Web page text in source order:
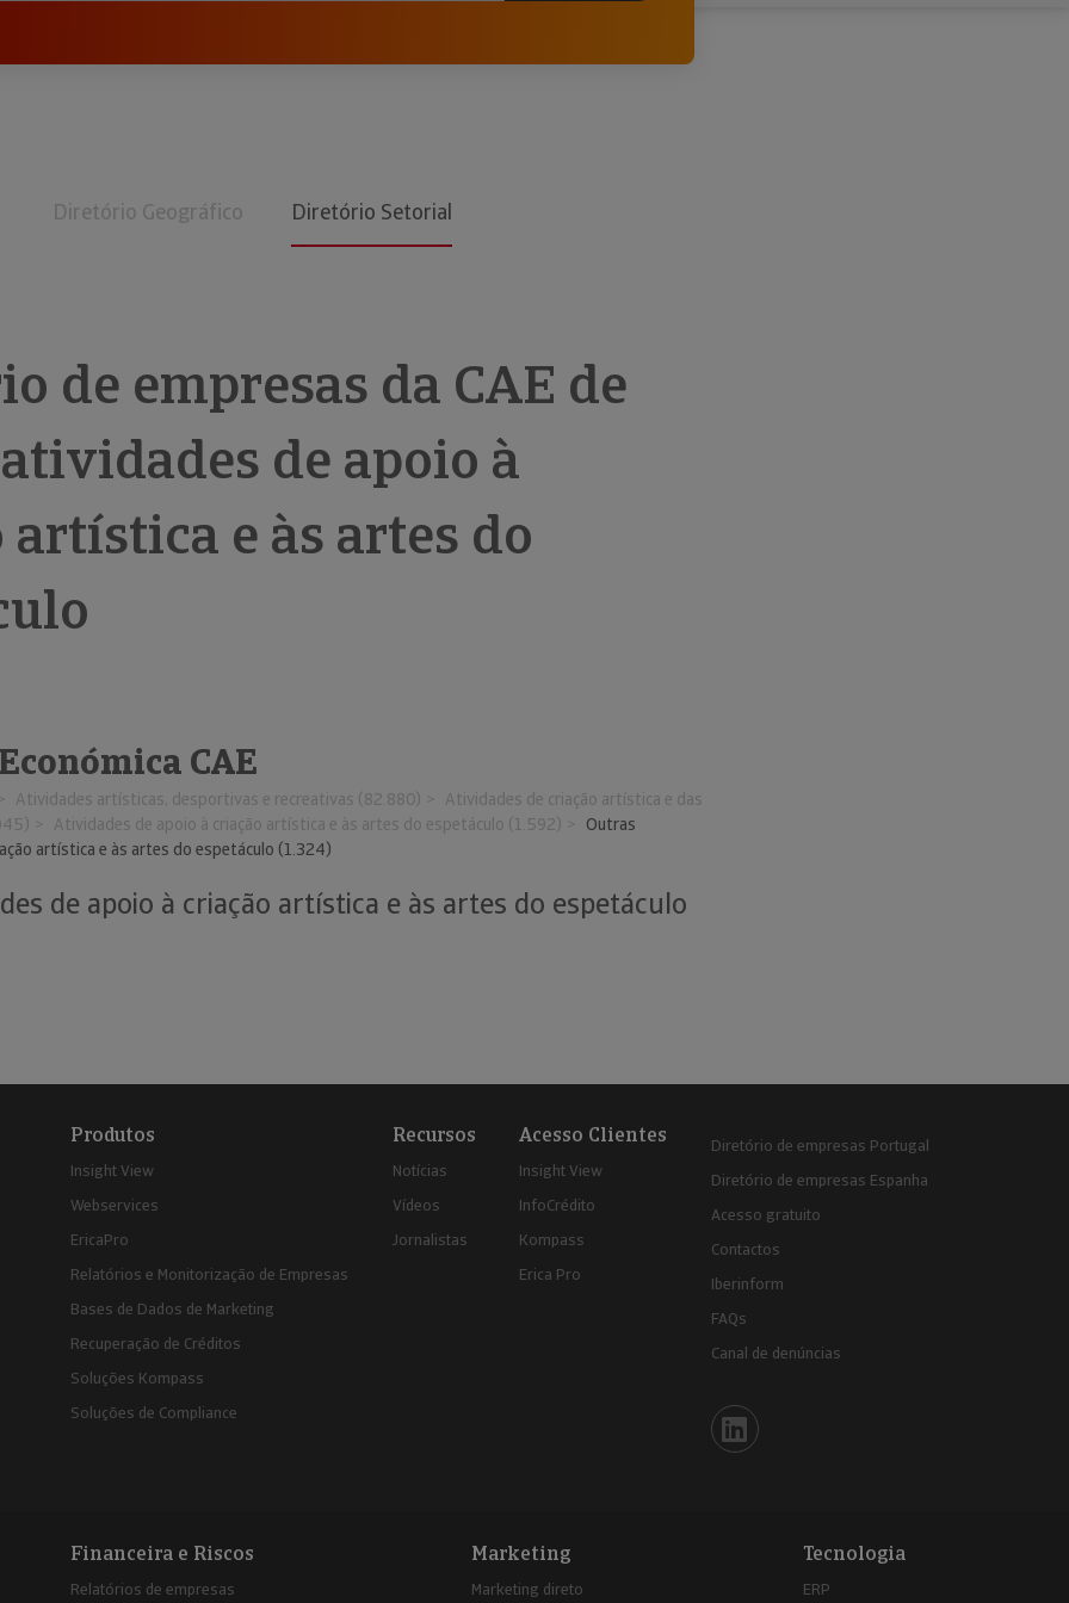
seus clientes.
Diretório Geográfico Diretório Setorial
de empresas da CAE de
de apoio à
e às artes do
CAE
Atividades artísticas, desportivas e recreativas (82.880)
Atividades de criação artística e das
Atividades de apoio à criação artística e às artes do espetáculo (1.592)
Outras
artística e às artes do espetáculo (1.324)
de apoio à criação artística e às artes do espetáculo
Produtos
Insight View
Webservices
EricaPro
Relatórios e Monitorização de Empresas
Bases de Dados de Marketing
Recuperação de Créditos
Soluções Kompass
Soluções de Compliance
Recursos
Notícias
Vídeos
Jornalistas
Acesso Clientes
Insight View
InfoCrédito
Kompass
Erica Pro
Diretório de empresas Portugal
Diretório de empresas Espanha
Acesso gratuito
Contactos
Iberinform
FAQs
Canal de denúncias
Iberinform en Linkedin
Financeira e Riscos
Relatórios de empresas
Marketing
Marketing direto
Tecnologia
ERP